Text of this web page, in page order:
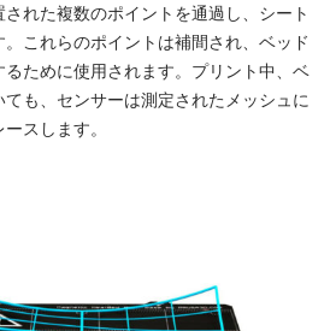
れた複数のポイントを通過し、シート
これらのポイントは補間され、ベッド
ために使用されます。プリント中、ベ
も、センサーは測定されたメッシュに
スします。